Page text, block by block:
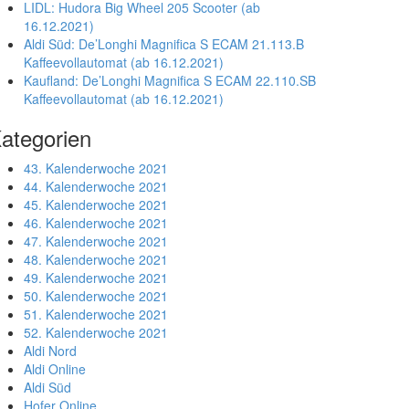
LIDL: Hudora Big Wheel 205 Scooter (ab
16.12.2021)
Aldi Süd: De’Longhi Magnifica S ECAM 21.113.B
Kaffeevollautomat (ab 16.12.2021)
Kaufland: De’Longhi Magnifica S ECAM 22.110.SB
Kaffeevollautomat (ab 16.12.2021)
43. Kalenderwoche 2021
44. Kalenderwoche 2021
45. Kalenderwoche 2021
46. Kalenderwoche 2021
47. Kalenderwoche 2021
48. Kalenderwoche 2021
49. Kalenderwoche 2021
50. Kalenderwoche 2021
51. Kalenderwoche 2021
52. Kalenderwoche 2021
Aldi Nord
Aldi Online
Aldi Süd
Hofer Online